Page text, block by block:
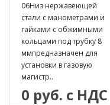
06Hиз нержавеющей
стали с манометрами и
гайками с обжимными
кольцами под трубку 8
ммпредназначен для
установки в газовую
магистр..
0 руб. с НДС